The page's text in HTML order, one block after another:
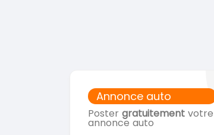
Annonce auto
Poster gratuitement votre
annonce auto